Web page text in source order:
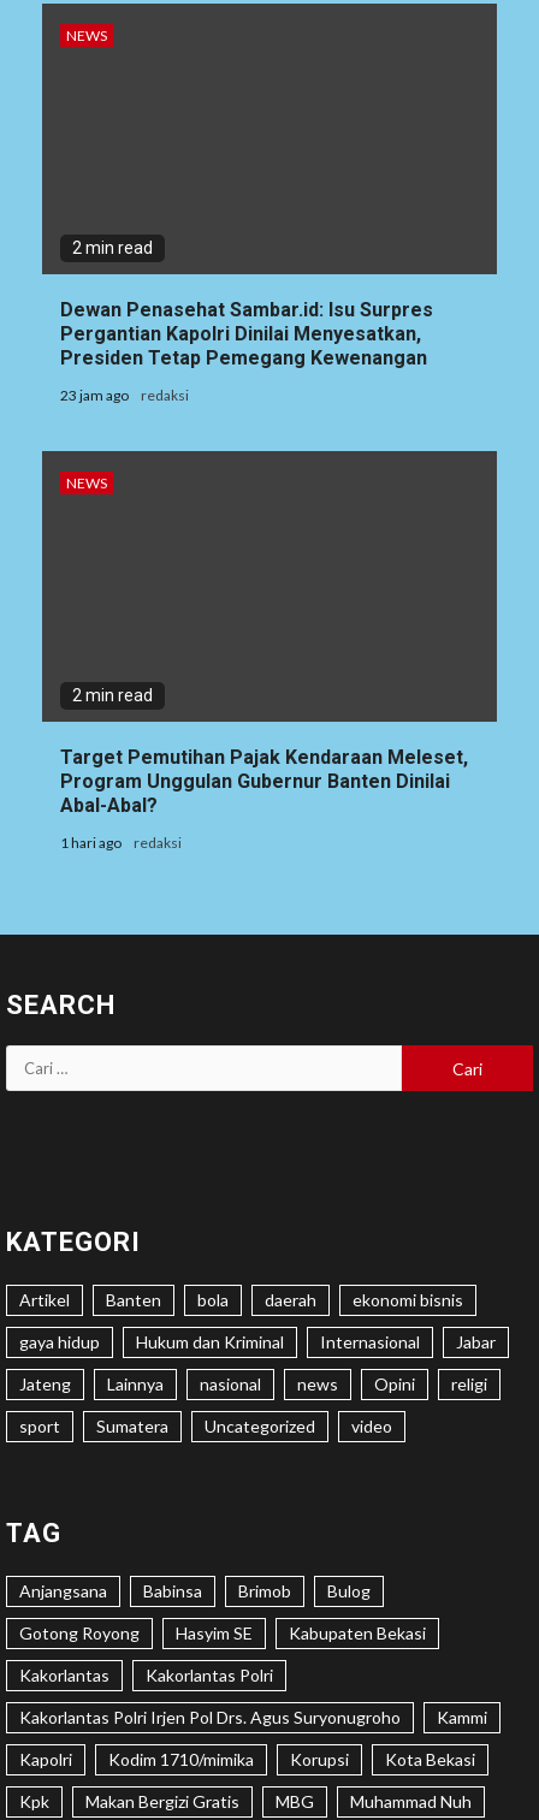
NEWS
2 min read
Dewan Penasehat Sambar.id: Isu Surpres
Pergantian Kapolri Dinilai Menyesatkan,
Presiden Tetap Pemegang Kewenangan
23 jam ago redaksi
NEWS
2 min read
Target Pemutihan Pajak Kendaraan Meleset,
Program Unggulan Gubernur Banten Dinilai
Abal-Abal?
1 hari ago redaksi
SEARCH
Cari
untuk:
KATEGORI
Artikel Banten bola daerah ekonomi bisnis
gaya hidup Hukum dan Kriminal Internasional Jabar
Jateng Lainnya nasional news Opini religi
sport Sumatera Uncategorized video
TAG
Anjangsana Babinsa Brimob Bulog
Gotong Royong Hasyim SE Kabupaten Bekasi
Kakorlantas Kakorlantas Polri
Kakorlantas Polri Irjen Pol Drs. Agus Suryonugroho Kammi
Kapolri Kodim 1710/mimika Korupsi Kota Bekasi
Kpk Makan Bergizi Gratis MBG Muhammad Nuh